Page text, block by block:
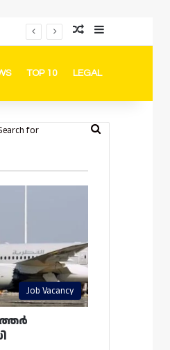
Random Article
Sidebar
TOP 10 LEGAL
skin
Search
Job Vacancy